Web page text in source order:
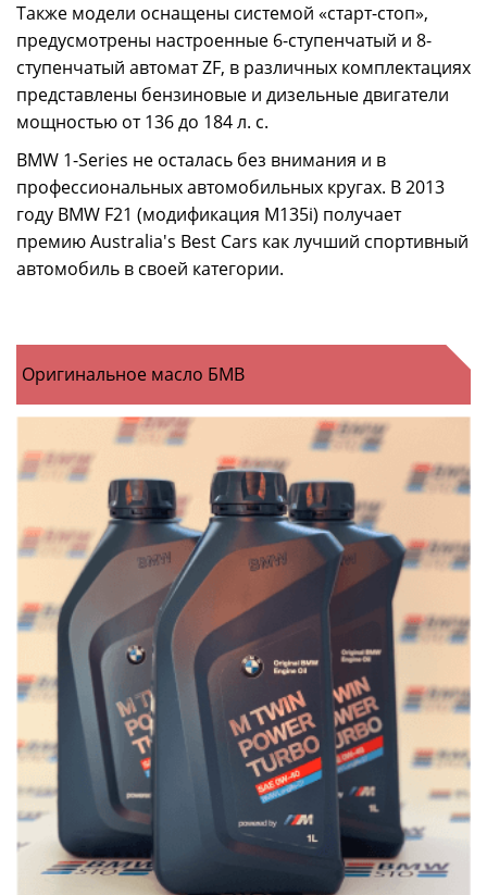
Также модели оснащены системой «старт-стоп»,
предусмотрены настроенные 6-ступенчатый и 8-
ступенчатый автомат ZF, в различных комплектациях
представлены бензиновые и дизельные двигатели
мощностью от 136 до 184 л. с.
BMW 1-Series не осталась без внимания и в
профессиональных автомобильных кругах. В 2013
году BMW F21 (модификация M135i) получает
премию Australia's Best Cars как лучший спортивный
автомобиль в своей категории.
Оригинальное масло БМВ